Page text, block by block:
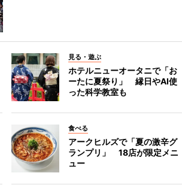
見る・遊ぶ
ホテルニューオータニで「お
ーたに夏祭り」 縁日やAI使
った科学教室も
食べる
アークヒルズで「夏の激辛グ
ランプリ」 18店が限定メニ
ュー